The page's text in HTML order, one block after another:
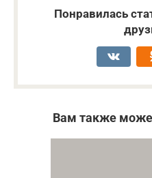
Понравилась
Вам также